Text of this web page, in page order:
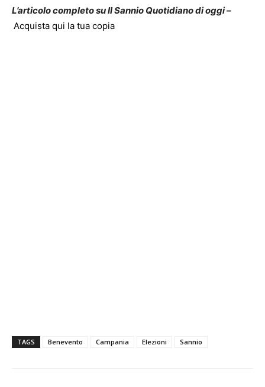
L’articolo completo su Il Sannio Quotidiano di oggi –
Acquista qui la tua copia
TAGS Benevento Campania Elezioni Sannio